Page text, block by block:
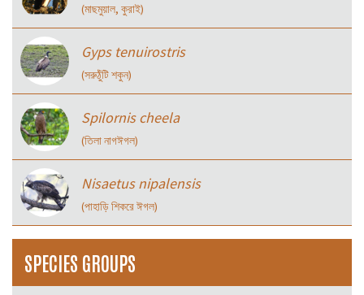
(মাছমুয়াল, কুরাই)
Gyps tenuirostris
(সরুঠুঁটি শকুন)
Spilornis cheela
(তিলা নাগঈগল)
Nisaetus nipalensis
(পাহাড়ি শিকরে ঈগল)
SPECIES GROUPS